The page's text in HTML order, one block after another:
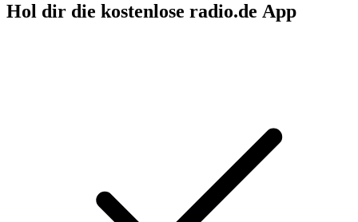
Hol dir die kostenlose radio.de App